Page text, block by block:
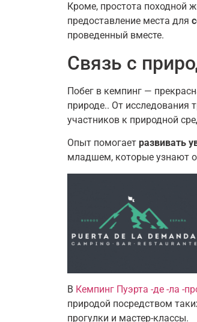
Кроме, простота походной
предоставление места для
проведенный вместе.
Связь с
Побег в кемпинг —
природе.. От исследования
участников к природной
Опыт помогает развивать
младшем, которые узнают
В Кемпинг Пуэрта -де -ла -
природой посредством
прогулки и мастер-классы.